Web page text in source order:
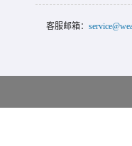
客服邮箱：